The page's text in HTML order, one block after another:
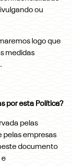
ou
logo que
medidas
por esta Política?
pelas
pelas empresas
documento
e